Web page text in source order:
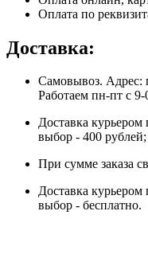
Оплата по
Доставка:
Самовывоз. Адрес:
Работаем пн-пт с
Доставка
выбор - 400 рублей;
При сумме заказа
Доставка
выбор - бесплатно.